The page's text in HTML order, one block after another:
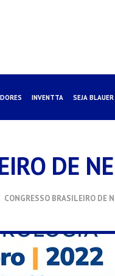
INVENTTA SEJA BLAUER
DE
CONGRESSO BRASILEIRO DE